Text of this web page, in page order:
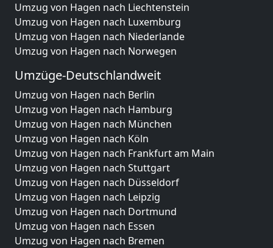
Umzug von Hagen nach Liechtenstein
Umzug von Hagen nach Luxemburg
Umzug von Hagen nach Niederlande
Umzug von Hagen nach Norwegen
Umzüge-Deutschlandweit
Umzug von Hagen nach Berlin
Umzug von Hagen nach Hamburg
Umzug von Hagen nach München
Umzug von Hagen nach Köln
Umzug von Hagen nach Frankfurt am Main
Umzug von Hagen nach Stuttgart
Umzug von Hagen nach Düsseldorf
Umzug von Hagen nach Leipzig
Umzug von Hagen nach Dortmund
Umzug von Hagen nach Essen
Umzug von Hagen nach Bremen